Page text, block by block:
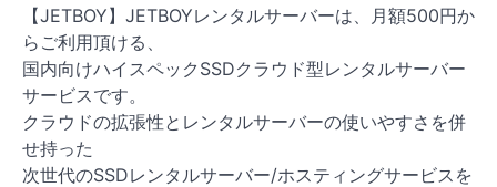
【JETBOY】JETBOYレンタルサーバーは、月額500円か
らご利用頂ける、
国内向けハイスペックSSDクラウド型レンタルサーバー
サービスです。
クラウドの拡張性とレンタルサーバーの使いやすさを併
せ持った
次世代のSSDレンタルサーバー/ホスティングサービスを